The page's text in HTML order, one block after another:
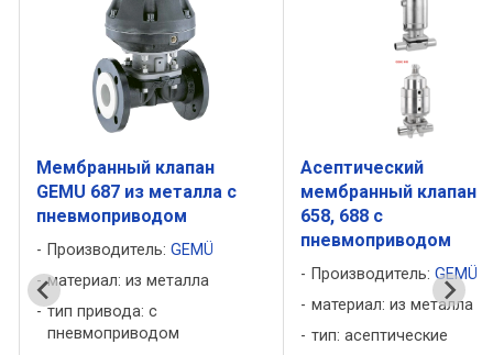
Мембранный клапан
GEMU 687 из металла с
пневмоприводом
Производитель: GEMÜ
материал: из металла
тип привода: с
пневмоприводом
Асептический
мембранный клапан
658, 688 с
пневмоприводом
Производитель: GEMÜ
материал: из металла
тип: асептические